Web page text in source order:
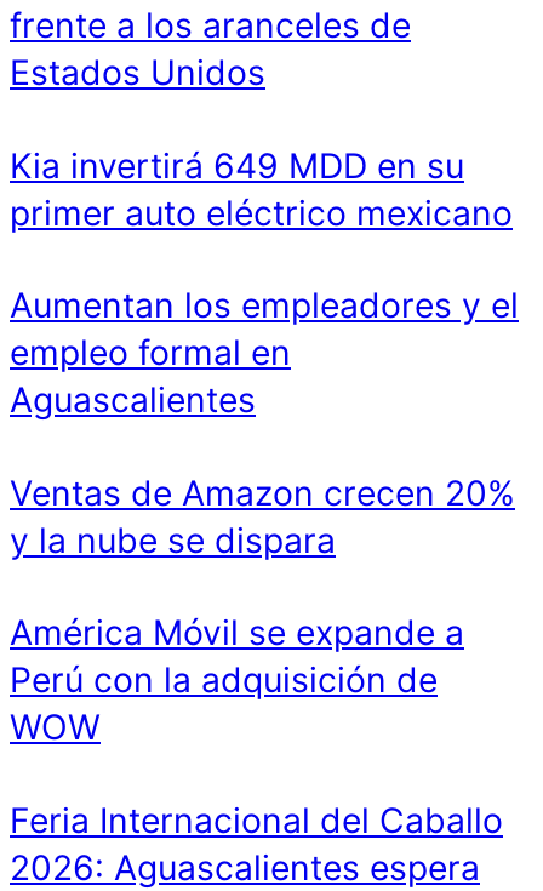
frente a los aranceles de
Estados Unidos
Kia invertirá 649 MDD en su
primer auto eléctrico mexicano
Aumentan los empleadores y el
empleo formal en
Aguascalientes
Ventas de Amazon crecen 20%
y la nube se dispara
América Móvil se expande a
Perú con la adquisición de
WOW
Feria Internacional del Caballo
2026: Aguascalientes espera